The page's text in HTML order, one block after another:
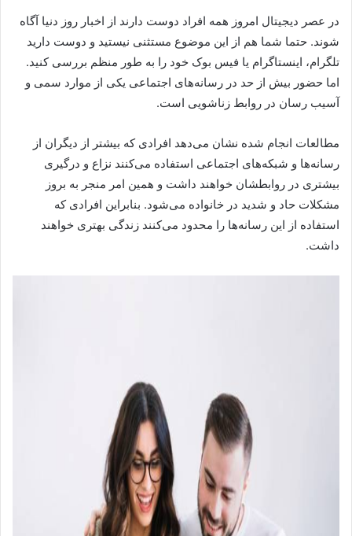
در عصر دیجیتال امروز همه افراد دوست دارند از اخبار روز دنیا آگاه
شوند. حتما شما هم از این موضوع مستثنی نیستید و دوست دارید
تلگرام، اینستاگرام یا فیس بوک خود را به طور منظم بررسی کنید.
اما حضور بیش از حد در رسانه‌های اجتماعی یکی از موارد سمی و
آسیب رسان در روابط زناشویی است.
مطالعات انجام شده نشان می‌دهد افرادی که بیشتر از دیگران از
رسانه‌ها و شبکه‌های اجتماعی استفاده می‌کنند نزاع و درگیری
بیشتری در روابطشان خواهند داشت و همین امر منجر به بروز
مشکلات حاد و شدید در خانواده می‌شود. بنابراین افرادی که
استفاده از این رسانه‌ها را محدود می‌کنند زندگی بهتری خواهند
داشت.